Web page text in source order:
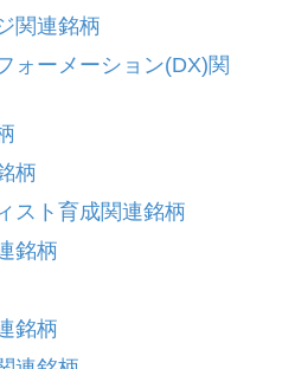
関連銘柄
ォーメーション(DX)関
柄
スト育成関連銘柄
銘柄
銘柄